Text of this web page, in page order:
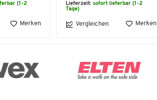
(1-2
Merken
Lieferzeit: sofort lieferbar (1-2
Tage)
Vergleichen Merken